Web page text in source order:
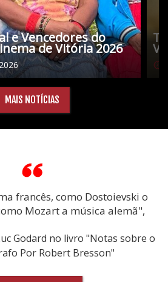
e Vencedores do
de Vitória 2026
MAIS NOTÍCIAS
francês, como Dostoievski o
Mozart a música alemã",
Godard no livro "Notas sobre o
Por Robert Bresson"